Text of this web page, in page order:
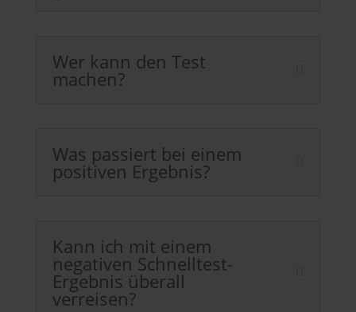
Wer kann den Test
machen?
Was passiert bei einem
positiven Ergebnis?
Kann ich mit einem
negativen Schnelltest-
Ergebnis überall
verreisen?